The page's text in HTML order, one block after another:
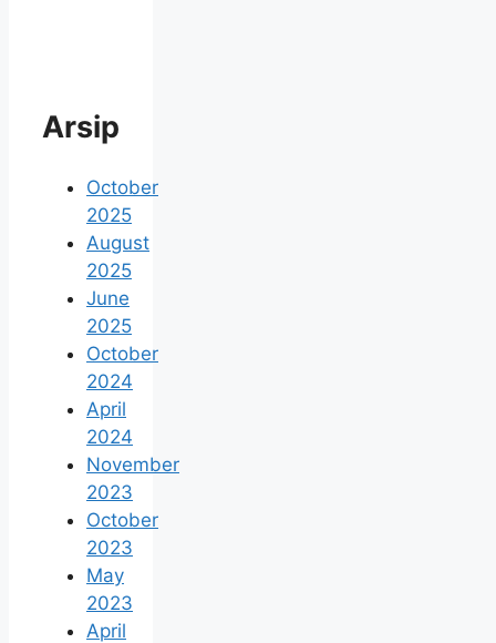
Arsip
October
2025
August
2025
June
2025
October
2024
April
2024
November
2023
October
2023
May
2023
April